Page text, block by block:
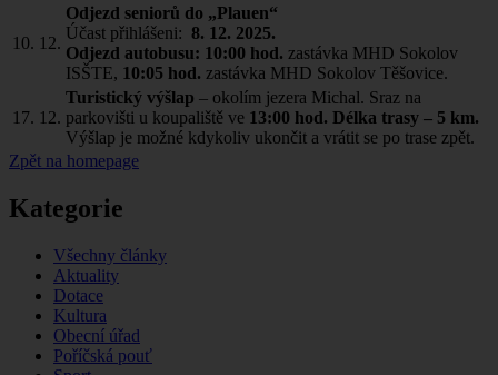
10. 12.
Odjezd seniorů do „Plauen“
Účast přihlášeni: 8. 12. 2025.
Odjezd autobusu: 10:00 hod. zastávka MHD Sokolov
ISŠTE, 10:05 hod. zastávka MHD Sokolov Těšovice.
17. 12.
Turistický výšlap – okolím jezera Michal. Sraz na
parkovišti u koupaliště ve 13:00 hod. Délka trasy – 5 km.
Výšlap je možné kdykoliv ukončit a vrátit se po trase zpět.
Zpět na homepage
Kategorie
Všechny články
Aktuality
Dotace
Kultura
Obecní úřad
Poříčská pouť